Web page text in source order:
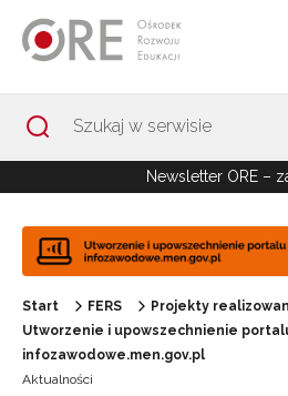
Newsletter ORE –
Start FERS
Projekty
Utworzenie i upowszechnienie
infozawodowe.men.gov.pl
Aktualności